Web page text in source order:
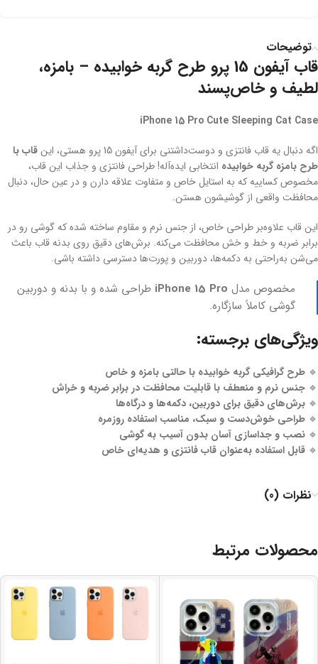
توضیحات
قاب آیفون 15 پرو طرح گربه خوابیده – بامزه،
لطیف و خاص‌پسند
iPhone 15 Pro Cute Sleeping Cat Case
اگه دنبال یه قاب فانتزی و دوست‌داشتنی برای آیفون 15 پرو هستی، این
قاب با
طرح بامزه گربه خوابیده انتخابی ایده‌آله! طراحی فانتزی و جذاب این قاب،
مخصوص کساییه که به استایل خاص و متفاوت علاقه دارن و در عین حال، دنبال
محافظت واقعی از گوشیشون هستن.
این قاب علاوه‌بر طراحی خاص، از جنس نرم و مقاوم ساخته شده که گوشی رو در
برابر ضربه و خط و خش محافظت می‌کنه. برش‌های دقیق روی بدنه قاب باعث
می‌شن به‌راحتی به دکمه‌ها، دوربین و پورت‌ها دسترسی داشته باشی.
مخصوص مدل iPhone 15 Pro طراحی شده و با بدنه و دوربین
گوشی کاملاً سازگاره.
ویژگی‌های برجسته:
🔹 طرح گرافیکی گربه خوابیده با حالتی بامزه و خاص
🔹 جنس نرم و منعطف با قابلیت محافظت در برابر ضربه و خراش
🔹 برش‌های دقیق برای دوربین، دکمه‌ها و درگاه‌ها
🔹 طراحی خوش‌دست و سبک، مناسب استفاده روزمره
🔹 نصب و جداسازی آسان بدون آسیب به گوشی
🔹 قابل استفاده به‌عنوان قاب فانتزی و هدیه‌ای خاص
نظرات (0)
محصولات مرتبط